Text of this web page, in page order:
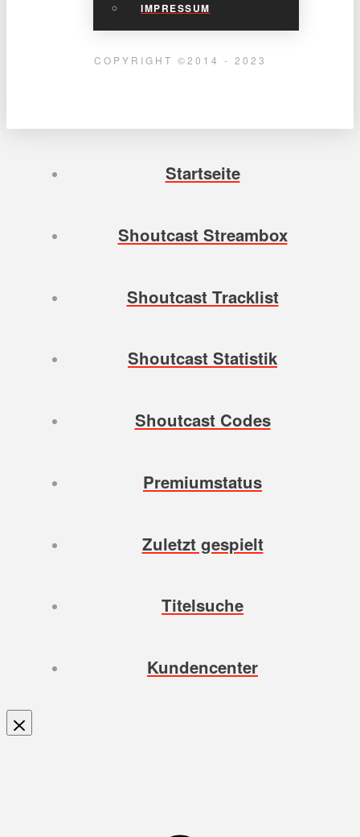
IMPRESSUM
COPYRIGHT ©2014 - 2023
Startseite
Shoutcast Streambox
Shoutcast Tracklist
Shoutcast Statistik
Shoutcast Codes
Premiumstatus
Zuletzt gespielt
Titelsuche
Kundencenter